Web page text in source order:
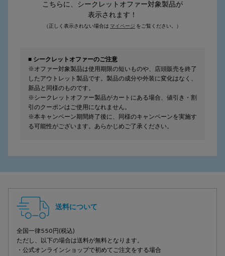
こちらに、シークレットオファー対象製品が
表示されます！
（正しく表示されない場合は マイページ をご覧ください。）
■ シークレットオファーのご注意
※オファー対象製品は使用期限の短いものや、店頭販売を終了
したアウトレット製品です。製品の成分や外装に変化はなく、
新品と同様のものです。
※シークレットオファー製品がカートにある場合、値引き・割
引のクーポンはご使用になれません。
※本キャンペーン期間終了後に、同様のキャンペーンを実施す
る可能性がございます。あらかじめご了承ください。
送料について
全国一律550円(税込)
ただし、以下の場合は送料が無料となります。
・公式オンラインショップで初めてご注文をする場合